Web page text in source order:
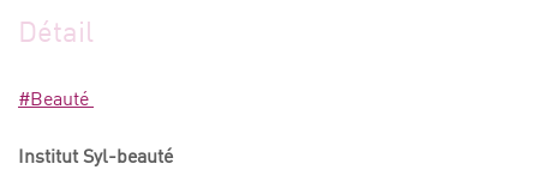
Détail
#Beauté
Institut Syl-beauté